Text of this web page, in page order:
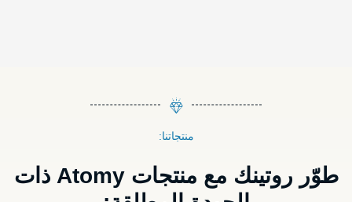
منتجاتنا:
طوّر روتينك مع منتجات Atomy ذات